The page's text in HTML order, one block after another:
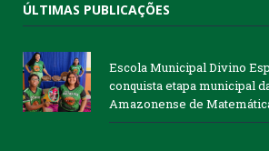
ÚLTIMAS PUBLICAÇÕES
Escola Municipal Divino
conquista etapa municipal
Amazonense de